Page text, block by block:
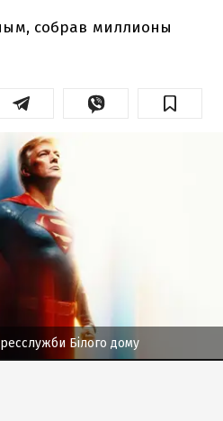
собрав миллионы
Білого дому